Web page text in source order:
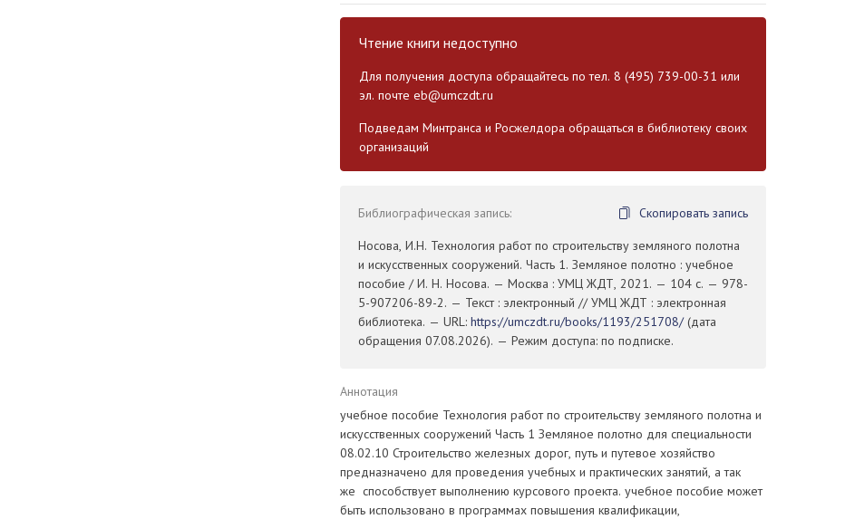
Чтение книги недоступно
Для получения доступа обращайтесь по тел. 8 (495) 739-00-31 или
эл. почте eb@umczdt.ru
Подведам Минтранса и Росжелдора обращаться в библиотеку своих
организаций
Библиографическая запись:
Скопировать запись
Носова, И.Н. Технология работ по строительству земляного полотна
и искусственных сооружений. Часть 1. Земляное полотно : учебное
пособие / И. Н. Носова. — Москва : УМЦ ЖДТ, 2021. — 104 с. — 978-
5-907206-89-2. — Текст : электронный // УМЦ ЖДТ : электронная
библиотека. — URL: https://umczdt.ru/books/1193/251708/(дата
обращения 07.08.2026). — Режим доступа: по подписке.
Аннотация
учебное пособие Технология работ по строительству земляного полотна и
искусственных сооружений Часть 1 Земляное полотно для специальности
08.02.10 Строительство железных дорог, путь и путевое хозяйство
предназначено для проведения учебных и практических занятий, а так
же способствует выполнению курсового проекта. учебное пособие может
быть использовано в программах повышения квалификации,